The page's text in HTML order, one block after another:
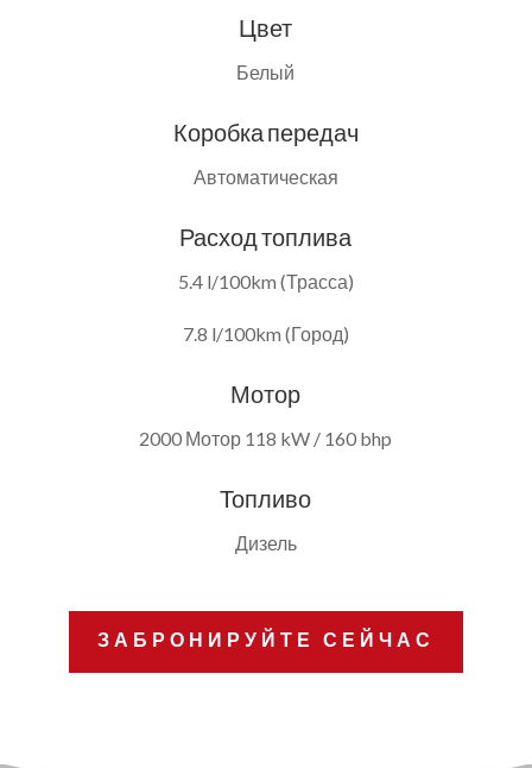
Цвет
Белый
Коробка передач
Автоматическая
Расход топлива
5.4 l/100km (Трасса)
7.8 l/100km (Город)
Мотор
2000 Мотор 118 kW / 160 bhp
Топливо
Дизель
ЗАБРОНИРУЙТЕ СЕЙЧАС